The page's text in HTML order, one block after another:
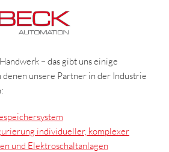
– das gibt uns einige
denen unsere Partner in der Industrie
individueller, komplexer
und Elektroschaltanlagen